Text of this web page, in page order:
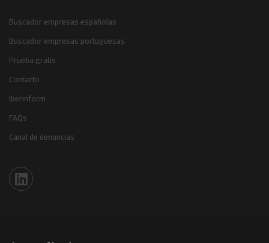
Buscador empresas españolas
Buscador empresas portuguesas
Prueba gratis
Contacto
Iberinform
FAQs
Canal de denuncias
Iberinform en Linkedin